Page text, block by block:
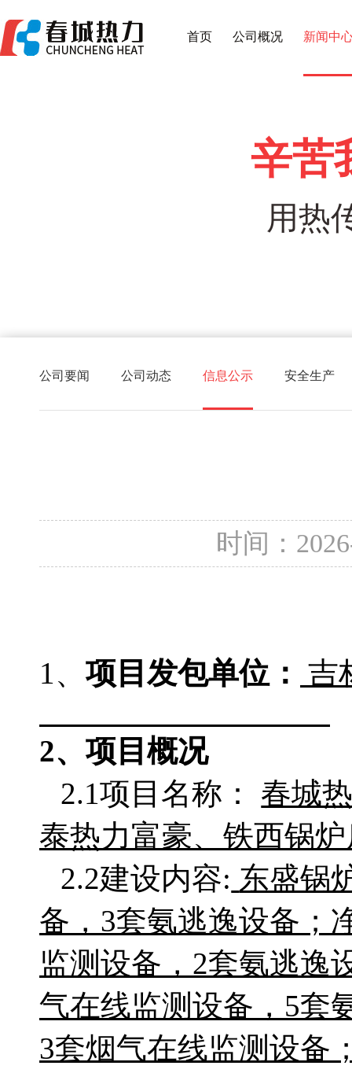
首页 公司概况 新闻中
辛苦
用热
公司要闻 公司动态 信息公示 安全生产
时间：
1、 项目发包单位： 吉
2、项目概况
2.1项目名称： 春城
泰热力富豪、铁西锅
2.2建设内容: 东盛锅
备，3套氨逃逸设备；
监测设备，2套氨逃逸
气在线监测设备，5套
3套烟气在线监测设备